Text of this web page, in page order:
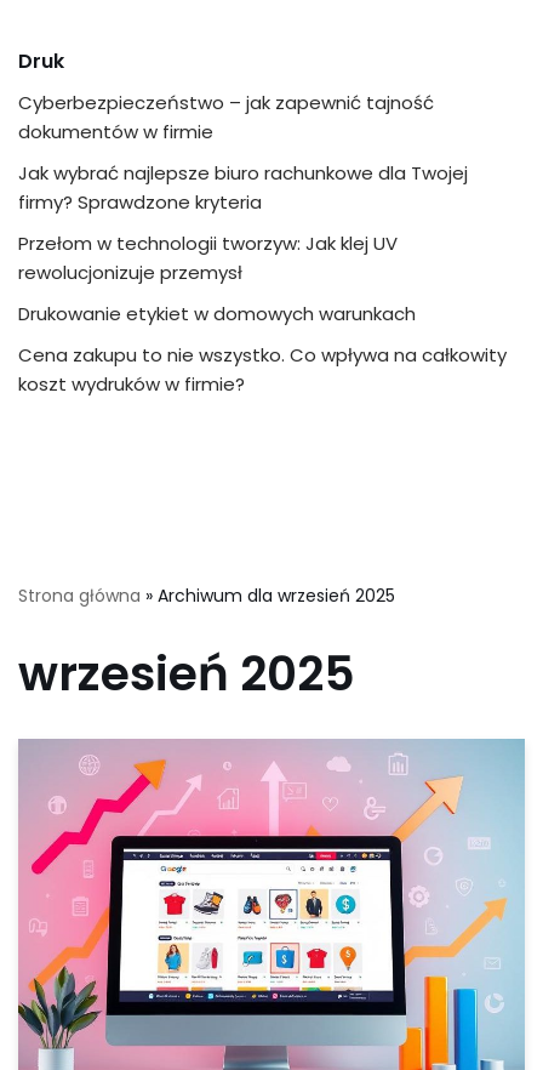
Druk
Cyberbezpieczeństwo – jak zapewnić tajność
dokumentów w firmie
Jak wybrać najlepsze biuro rachunkowe dla Twojej
firmy? Sprawdzone kryteria
Przełom w technologii tworzyw: Jak klej UV
rewolucjonizuje przemysł
Drukowanie etykiet w domowych warunkach
Cena zakupu to nie wszystko. Co wpływa na całkowity
koszt wydruków w firmie?
Strona główna » Archiwum dla wrzesień 2025
wrzesień 2025